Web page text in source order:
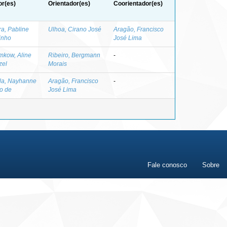
Orientador(es) Coorientador(es)
Pabline
Ulhoa, Cirano José
Aragão, Francisco
José Lima
Aline
Ribeiro, Bergmann
Morais
-
Nayhanne
de
Aragão, Francisco
José Lima
-
Fale conosco Sobre